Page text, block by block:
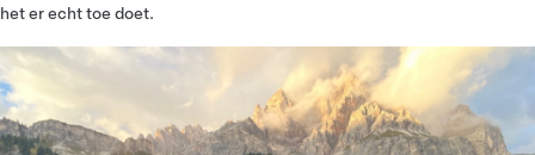
het er echt toe doet.